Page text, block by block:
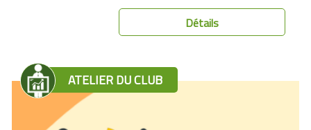
Détails
ATELIER DU CLUB